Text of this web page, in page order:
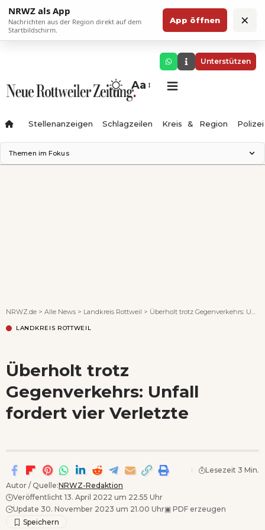
NRWZ als App
Nachrichten aus der Region direkt auf dem
Startbildschirm.
App öffnen ×
Unterstützen
Aa
Stellenanzeigen Schlagzeilen Kreis & Region Polizei
Themen im Fokus
NRWZ.de > Alle News > Landkreis Rottweil > Überholt trotz Gegenverkehrs: Unfall fordert vier Verletzte
LANDKREIS ROTTWEIL
Überholt trotz
Gegenverkehrs: Unfall
fordert vier Verletzte
Autor / Quelle:NRWZ-Redaktion
Veröffentlicht 13. April 2022 um 22.55 Uhr
Update 30. November 2023 um 21.00 Uhr▣ PDF erzeugen
Lesezeit 3 Min.